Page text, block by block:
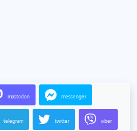
mastodon messenger
telegram twitter viber